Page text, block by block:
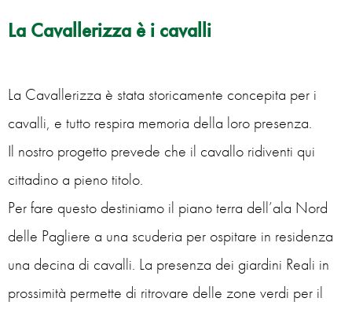
La Cavallerizza è i cavalli
La Cavallerizza è stata storicamente concepita per i
cavalli, e tutto respira memoria della loro presenza.
Il nostro progetto prevede che il cavallo ridiventi qui
cittadino a pieno titolo.
Per fare questo destiniamo il piano terra dell’ala Nord
delle Pagliere a una scuderia per ospitare in residenza
una decina di cavalli. La presenza dei giardini Reali in
prossimità permette di ritrovare delle zone verdi per il